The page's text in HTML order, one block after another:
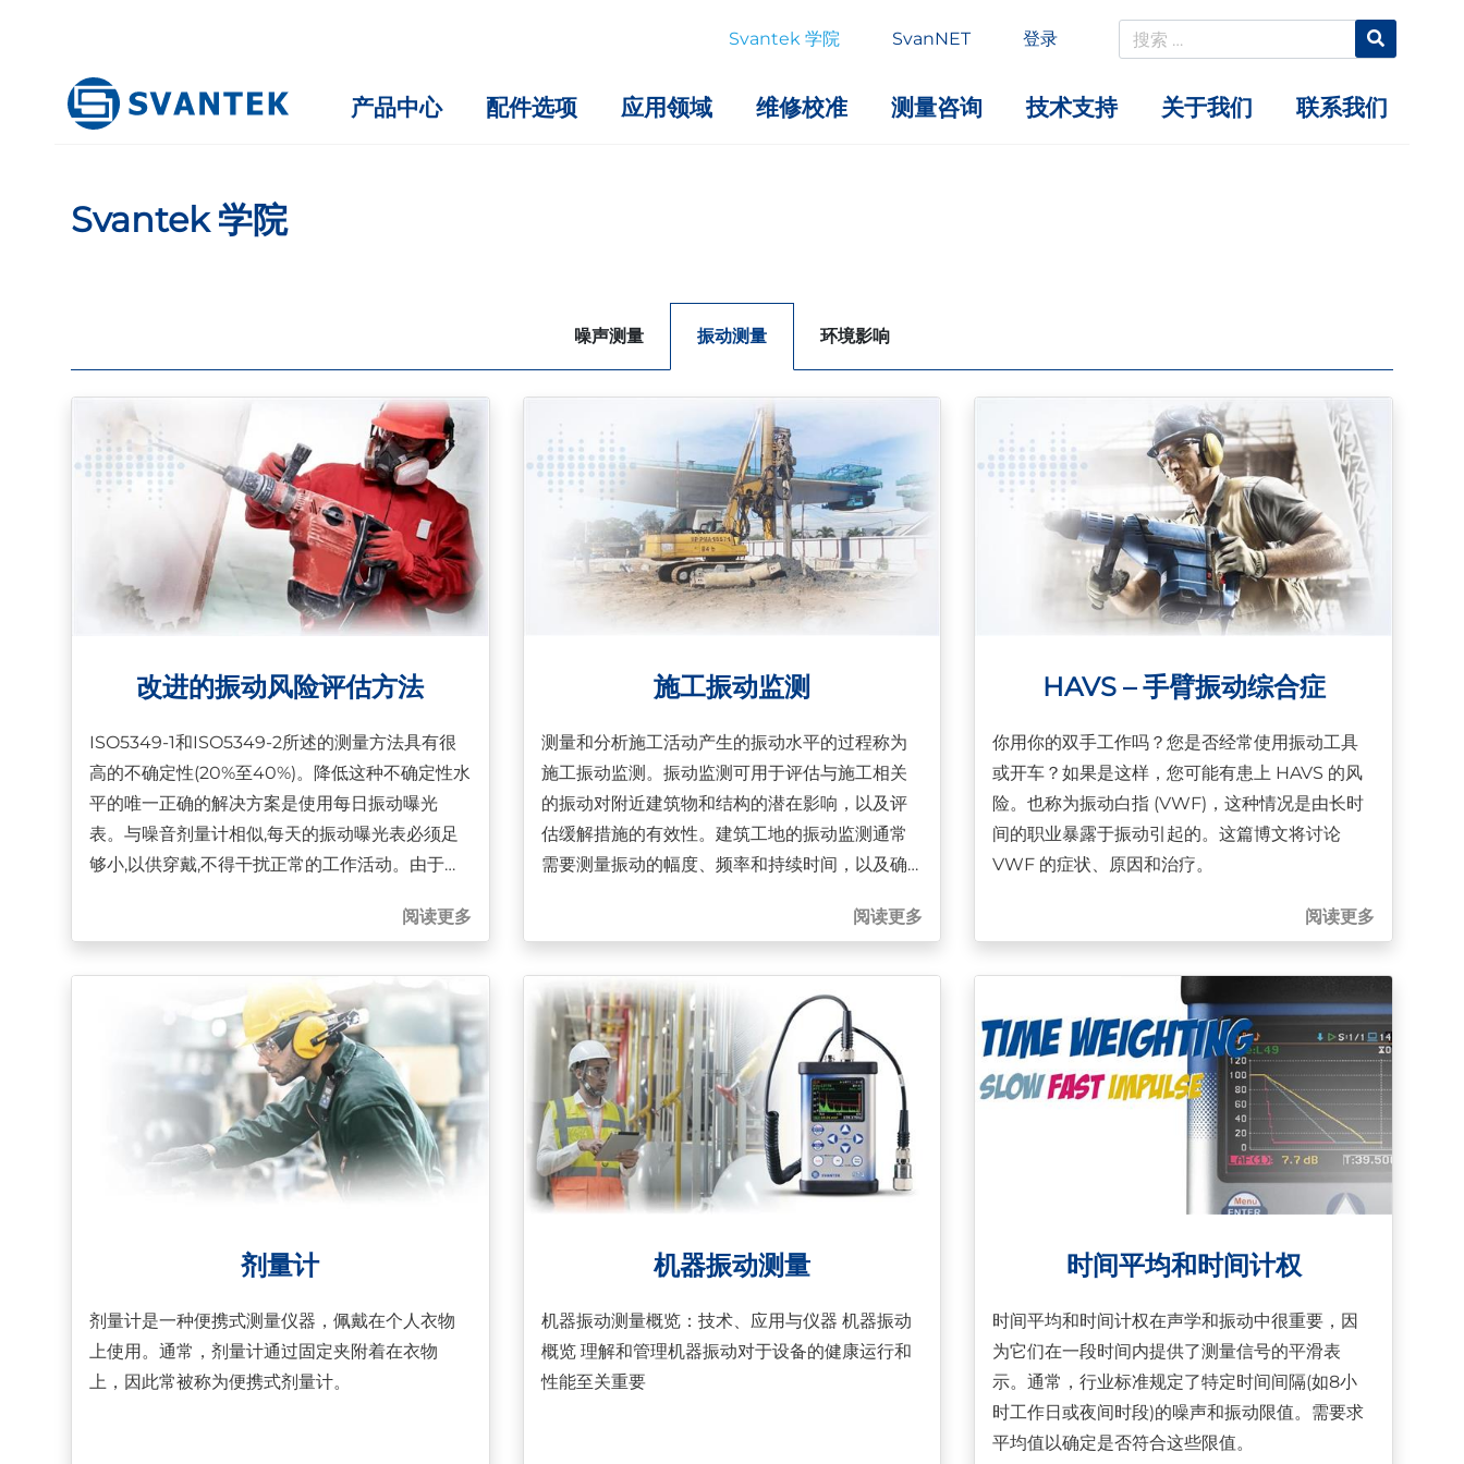
Svantek 学院 SvanNET 登录
产品中心 配件选项 应用领域 维修校准 测量咨询 技术支持 关于我们 联系我们
Svantek 学院
噪声测量 振动测量 环境影响
改进的振动风险评估方法
ISO5349-1和ISO5349-2所述的测量方法具有很
高的不确定性(20%至40%)。降低这种不确定性水
平的唯一正确的解决方案是使用每日振动曝光
表。与噪音剂量计相似,每天的振动曝光表必须足
够小,以供穿戴,不得干扰正常的工作活动。由于
为可能,这些技术具有许多优点,包括抗冲击、无直
MEMS突破了重量和尺寸的技术障碍,进一步大大
降低了整个系统的成本。 ISO5349-2提到,应使用
接触力测量来检测工人的手何时首先接触振动表
面,以及何时接触破裂。随着新型微型MEMS传感
器的发展,将力传感器定位在振动加速度计旁边成
为可能。这个解决方案允许用户自动获得关于手
与振动表面接触期间的信息,并每天评估总接触时
阅读更多
施工振动监测
测量和分析施工活动产生的振动水平的过程称为
施工振动监测。振动监测可用于评估与施工相关
的振动对附近建筑物和结构的潜在影响，以及评
估缓解措施的有效性。建筑工地的振动监测通常
需要测量振动的幅度、频率和持续时间，以及确
阅读更多
HAVS – 手臂振动综合症
你用你的双手工作吗？您是否经常使用振动工具
或开车？如果是这样，您可能有患上 HAVS 的风
险。也称为振动白指 (VWF)，这种情况是由长时
间的职业暴露于振动引起的。这篇博文将讨论
VWF 的症状、原因和治疗。
阅读更多
剂量计
剂量计是一种便携式测量仪器，佩戴在个人衣物
上使用。通常，剂量计通过固定夹附着在衣物
上，因此常被称为便携式剂量计。
机器振动测量
机器振动测量概览：技术、应用与仪器 机器振动
概览 理解和管理机器振动对于设备的健康运行和
性能至关重要
时间平均和时间计权
时间平均和时间计权在声学和振动中很重要，因
为它们在一段时间内提供了测量信号的平滑表
示。通常，行业标准规定了特定时间间隔(如8小
时工作日或夜间时段)的噪声和振动限值。需要求
平均值以确定是否符合这些限值。